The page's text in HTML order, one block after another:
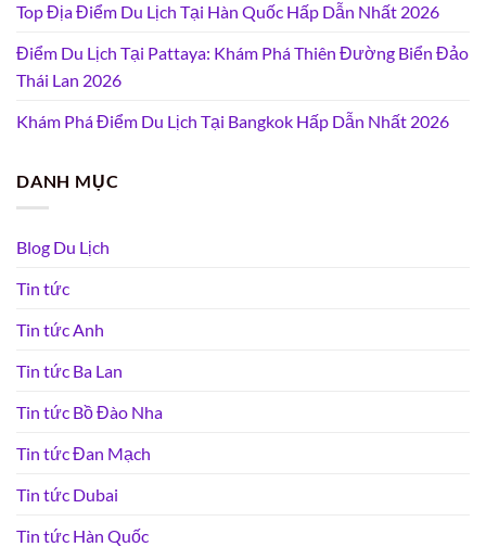
Top Địa Điểm Du Lịch Tại Hàn Quốc Hấp Dẫn Nhất 2026
Điểm Du Lịch Tại Pattaya: Khám Phá Thiên Đường Biển Đảo
Thái Lan 2026
Khám Phá Điểm Du Lịch Tại Bangkok Hấp Dẫn Nhất 2026
DANH MỤC
Blog Du Lịch
Tin tức
Tin tức Anh
Tin tức Ba Lan
Tin tức Bồ Đào Nha
Tin tức Đan Mạch
Tin tức Dubai
Tin tức Hàn Quốc